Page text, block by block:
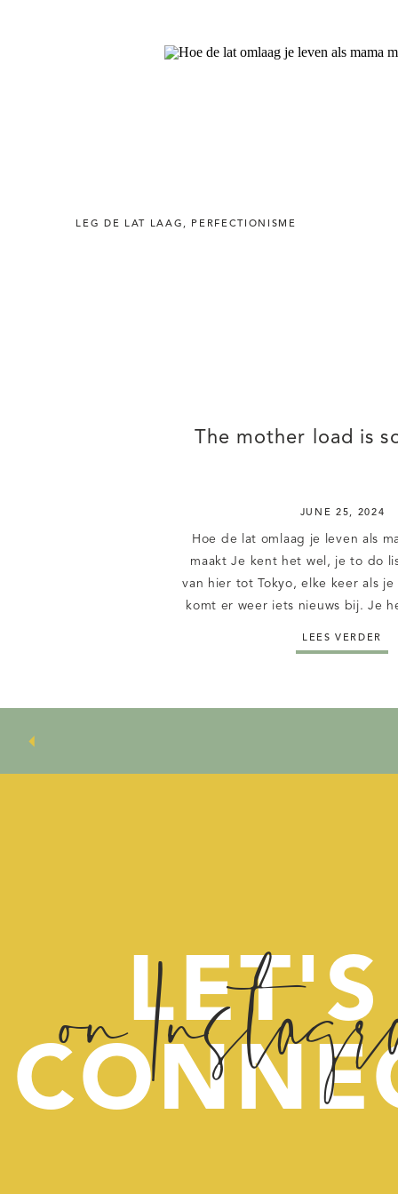
LEG DE LAT LAAG , PERFECTIONISME
The mother load is
JUNE 25, 2024
Hoe de lat omlaag je leven als
maakt Je kent het wel, je to do
van hier tot Tokyo, elke keer als
komt er weer iets nieuws bij. Je
ondertussen vind je
LEES VERDER
LET'S